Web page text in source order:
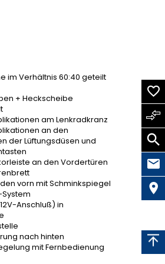
im Verhältnis 60:40 geteilt
+ Heckscheibe
am Lenkradkranz
an den
der Lüftungsdüsen und
an den Vordertüren
vorn mit Schminkspiegel
Anschluß) in
nach hinten
mit Fernbedienung